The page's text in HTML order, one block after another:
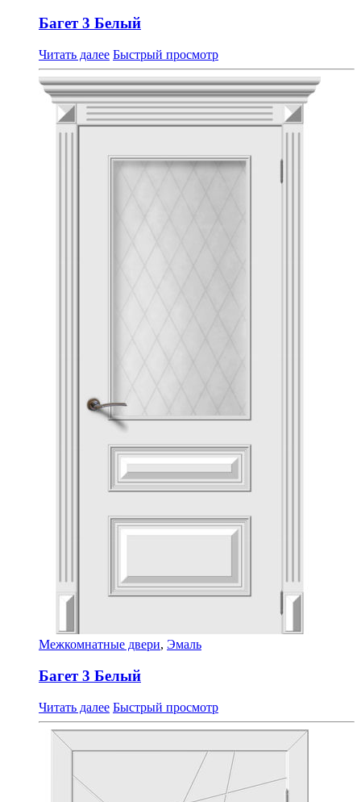
Багет 3 Белый
Читать далее Быстрый просмотр
Межкомнатные двери, Эмаль
Багет 3 Белый
Читать далее Быстрый просмотр